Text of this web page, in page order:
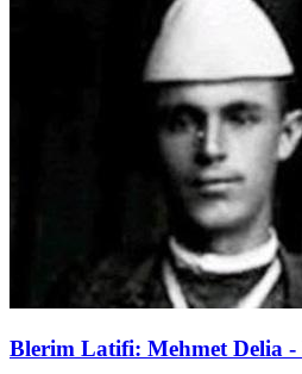
Blerim Latifi: Mehmet Delia